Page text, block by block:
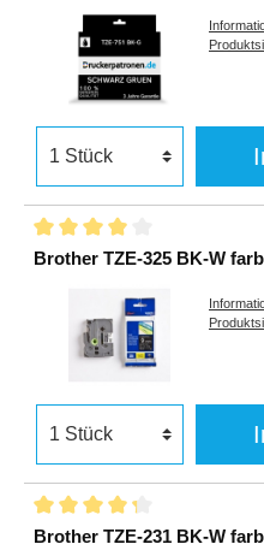
Brother TZE-325 BK-W
Brother TZE-231 BK-W